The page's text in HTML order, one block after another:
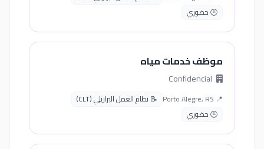
🕒 حضوري
موظف خدمات مياه
📍 Porto Alegre, RS
📝 نظام العمل البرازيلي (CLT)
🕒 حضوري